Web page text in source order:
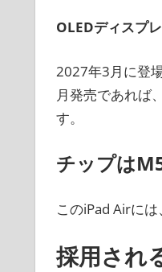
OLEDディスプ
2027年3月に登
月発売であれば
す。
チップは
このiPad Airには
採用され